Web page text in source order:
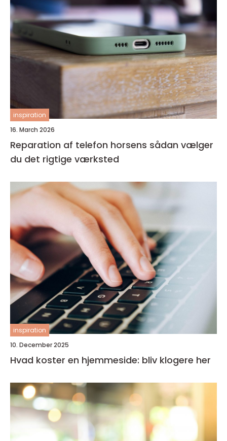
inspiration
16. March 2026
Reparation af telefon horsens sådan vælger
du det rigtige værksted
inspiration
10. December 2025
Hvad koster en hjemmeside: bliv klogere her